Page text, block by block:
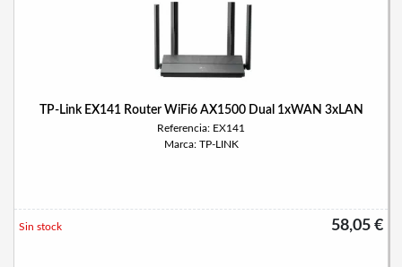
TP-Link EX141 Router WiFi6 AX1500 Dual 1xWAN 3xLAN
Referencia: EX141
Marca: TP-LINK
58,05 €
Sin stock